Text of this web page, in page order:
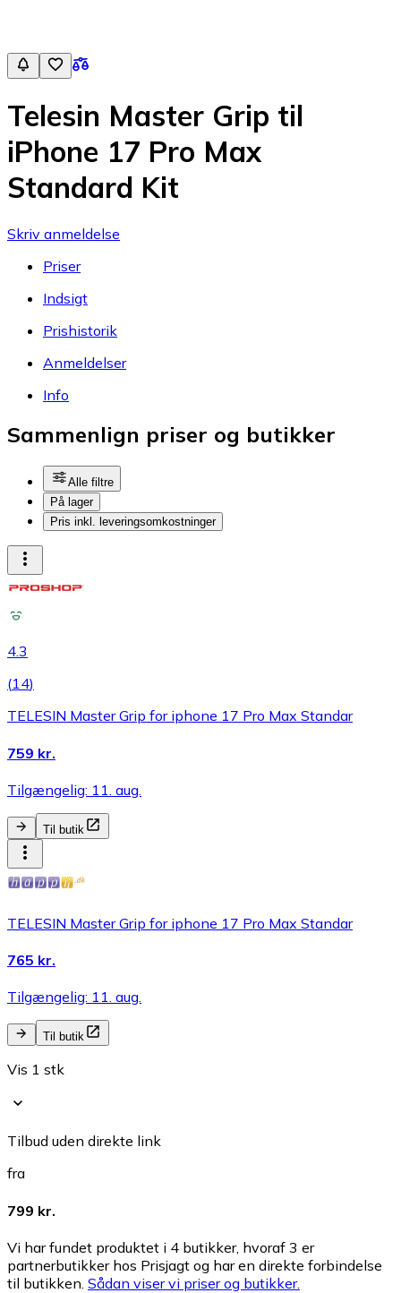
Telesin Master Grip til
iPhone 17 Pro Max
Standard Kit
Skriv anmeldelse
Priser
Indsigt
Prishistorik
Anmeldelser
Info
Sammenlign priser og butikker
Alle filtre
På lager
Pris inkl. leveringsomkostninger
4.3
(14)
TELESIN Master Grip for iphone 17 Pro Max Standar
759 kr.
Tilgængelig: 11. aug.
Til butik
TELESIN Master Grip for iphone 17 Pro Max Standar
765 kr.
Tilgængelig: 11. aug.
Til butik
Vis 1 stk
Tilbud uden direkte link
fra
799 kr.
Vi har fundet produktet i 4 butikker, hvoraf 3 er
partnerbutikker hos Prisjagt og har en direkte forbindelse
til butikken. Sådan viser vi priser og butikker.